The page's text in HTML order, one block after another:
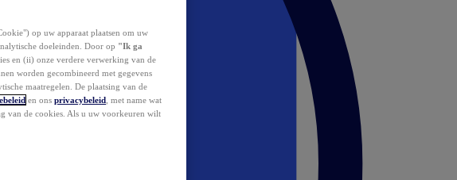
op uw apparaat plaatsen om uw
doeleinden. Door op "Ik ga
en (ii) onze verdere verwerking van de
worden gecombineerd met gegevens
maatregelen. De plaatsing van de
en ons privacybeleid , met name wat
van de cookies. Als u uw voorkeuren wilt